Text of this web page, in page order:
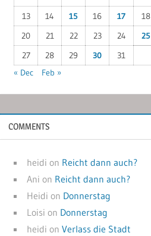
13
14 15 16 17 18
20
21 22 23 24 25
27
28 29 30
31
« Dec
Feb »
COMMENTS
heidi on Reicht dann auch?
Ani on Reicht dann auch?
Heidi on Donnerstag
Loisi on Donnerstag
heidi onVerlass die Stadt